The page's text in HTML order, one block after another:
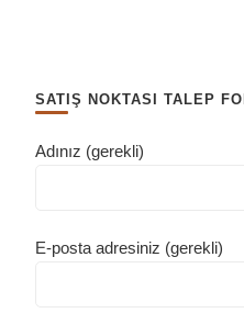
SATIŞ NOKTASI TALEP
Adınız (gerekli)
E-posta adresiniz (gerekli)